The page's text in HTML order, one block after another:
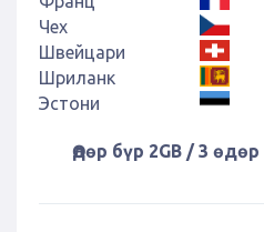
Чех
Швейцари
Шриланк
Эстони
Өдөр бүр 2GB / 3 өдөр